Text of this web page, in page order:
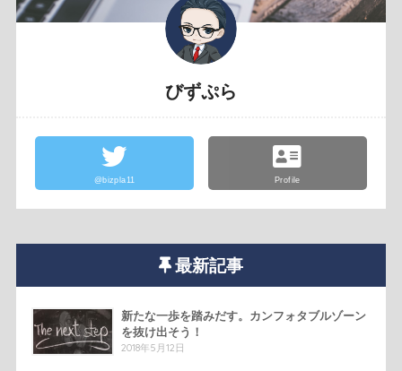
びずぷら
@bizpla11 Profile
最新記事
新たな一歩を踏みだす。カンフォタブルゾーン
を抜け出そう！
2018年5月12日